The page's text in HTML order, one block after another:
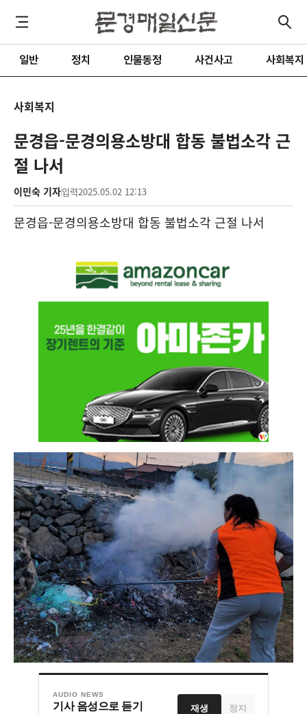
일반 정치 인물동정 사건사고 사회복지
사회복지
문경읍-문경의용소방대 합동 불법소각 근
절 나서
이민숙 기자입력2025.05.02 12:13
문경읍-문경의용소방대 합동 불법소각 근절 나서
AUDIO NEWS
기사 음성으로 듣기 재생 정지